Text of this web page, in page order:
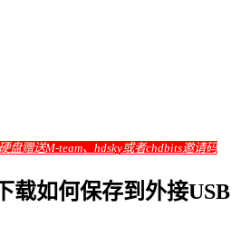
盘赠送M-team、hdsky或者chdbits邀请码
载如何保存到外接USB